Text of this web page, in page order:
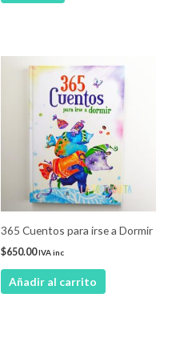
365 Cuentos para irse a Dormir
$650.00IVA inc
Añadir al carrito